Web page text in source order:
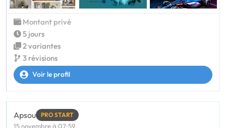
Montant privé
5 jours
2 variantes
3 révisions
Voir le profil
Apsou PRO START
15 novembre à 07:59